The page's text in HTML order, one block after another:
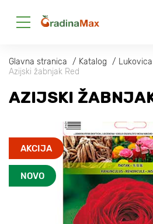
Glavna stranica Katalog Lukovica
Azijski žabnjak Red
AZIJSKI
AKCIJA
NOVO